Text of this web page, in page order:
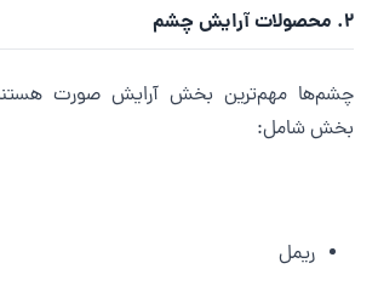
مهم‌ترین بخش آرایش صورت هستند.
شامل:
ریمل